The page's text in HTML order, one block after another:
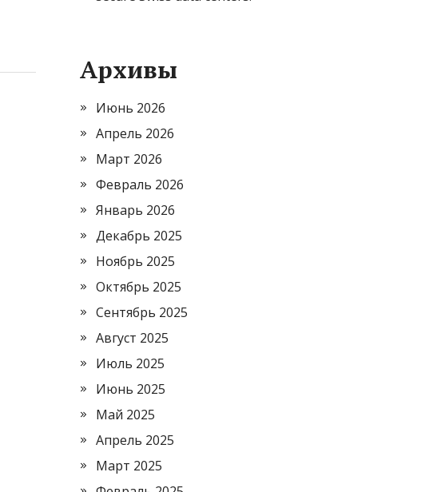
Архивы
Июнь 2026
Апрель 2026
Март 2026
Февраль 2026
Январь 2026
Декабрь 2025
Ноябрь 2025
Октябрь 2025
Сентябрь 2025
Август 2025
Июль 2025
Июнь 2025
Май 2025
Апрель 2025
Март 2025